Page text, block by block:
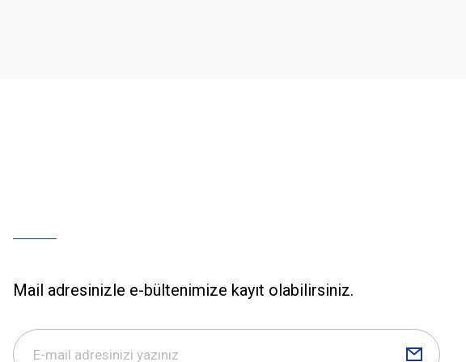
Mail adresinizle e-bültenimize kayıt olabilirsiniz.